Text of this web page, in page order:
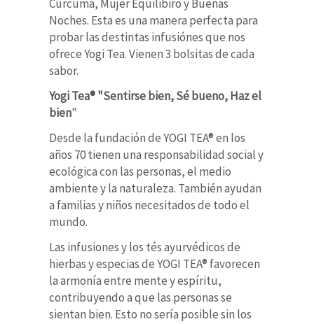
Cúrcuma, Mujer Equilibiro y Buenas
Noches. Esta es una manera perfecta para
probar las destintas infusiónes que nos
ofrece Yogi Tea. Vienen 3 bolsitas de cada
sabor.
Yogi Tea® "Sentirse bien, Sé bueno, Haz el
bien"
Desde la fundación de YOGI TEA® en los
años 70 tienen una responsabilidad social y
ecológica con las personas, el medio
ambiente y la naturaleza. También ayudan
a familias y niños necesitados de todo el
mundo.
Las infusiones y los tés ayurvédicos de
hierbas y especias de YOGI TEA® favorecen
la armonía entre mente y espíritu,
contribuyendo a que las personas se
sientan bien. Esto no sería posible sin los